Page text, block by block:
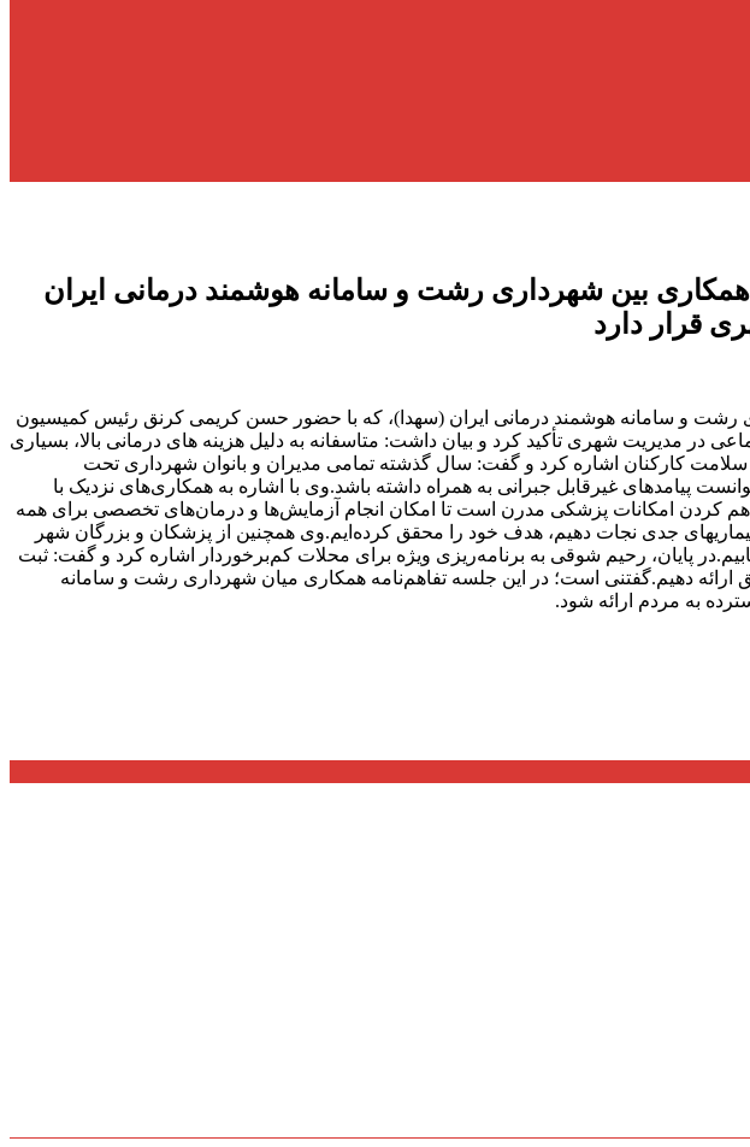
بین شهرداری رشت و سامانه هوشمند درمانی ایران
قرار دارد
و سامانه هوشمند درمانی ایران (سهدا)، که با حضور حسن کریمی کرنق رئیس کمیسیون
شهری تأکید کرد و بیان داشت: متاسفانه به دلیل هزینه های درمانی بالا، بسیاری
کارکنان اشاره کرد و گفت: سال گذشته تمامی مدیران و بانوان شهرداری تحت
پیامدهای غیرقابل جبرانی به همراه داشته باشد.وی با اشاره به همکاری‌های نزدیک با
کردن امکانات پزشکی مدرن است تا امکان انجام آزمایش‌ها و درمان‌های تخصصی برای همه
جدی نجات دهیم، هدف خود را محقق کرده‌ایم.وی همچنین از پزشکان و بزرگان شهر
پایان، رحیم شوقی به برنامه‌ریزی ویژه برای محلات کم‌برخوردار اشاره کرد و گفت: ثبت
ارائه دهیم.گفتنی است؛ در این جلسه تفاهم‌نامه همکاری میان شهرداری رشت و سامانه
به مردم ارائه شود.